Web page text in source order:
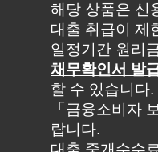
해당 상품은 신
대출 취급이 제
일정기간 원리
채무확인서 발
할 수 있습니다.
「금융소비자
랍니다.